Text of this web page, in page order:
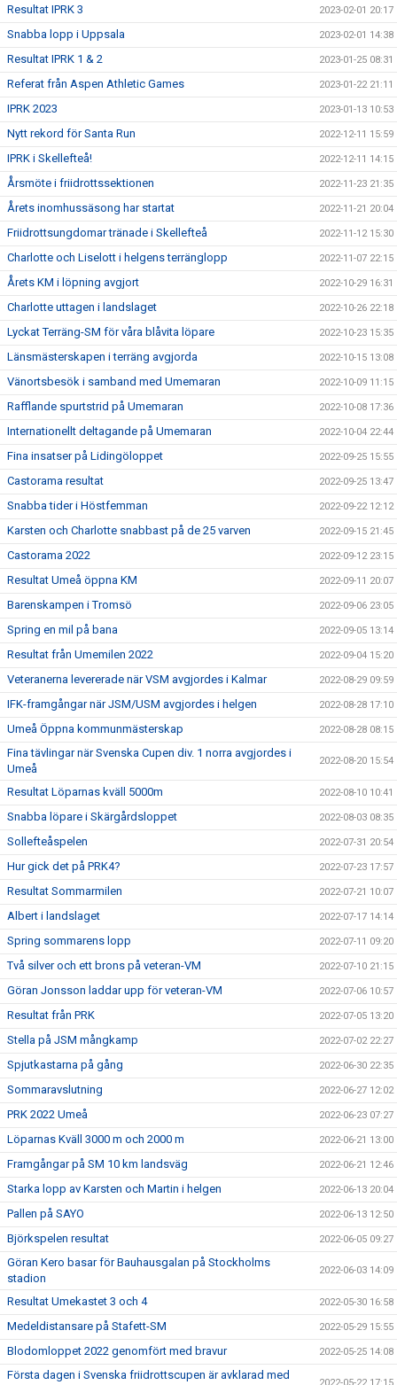
Resultat IPRK 3 2023-02-01 20:17
Snabba lopp i Uppsala 2023-02-01 14:38
Resultat IPRK 1 & 2 2023-01-25 08:31
Referat från Aspen Athletic Games 2023-01-22 21:11
IPRK 2023 2023-01-13 10:53
Nytt rekord för Santa Run 2022-12-11 15:59
IPRK i Skellefteå! 2022-12-11 14:15
Årsmöte i friidrottssektionen 2022-11-23 21:35
Årets inomhussäsong har startat 2022-11-21 20:04
Friidrottsungdomar tränade i Skellefteå 2022-11-12 15:30
Charlotte och Liselott i helgens terränglopp 2022-11-07 22:15
Årets KM i löpning avgjort 2022-10-29 16:31
Charlotte uttagen i landslaget 2022-10-26 22:18
Lyckat Terräng-SM för våra blåvita löpare 2022-10-23 15:35
Länsmästerskapen i terräng avgjorda 2022-10-15 13:08
Vänortsbesök i samband med Umemaran 2022-10-09 11:15
Rafflande spurtstrid på Umemaran 2022-10-08 17:36
Internationellt deltagande på Umemaran 2022-10-04 22:44
Fina insatser på Lidingöloppet 2022-09-25 15:55
Castorama resultat 2022-09-25 13:47
Snabba tider i Höstfemman 2022-09-22 12:12
Karsten och Charlotte snabbast på de 25 varven 2022-09-15 21:45
Castorama 2022 2022-09-12 23:15
Resultat Umeå öppna KM 2022-09-11 20:07
Barenskampen i Tromsö 2022-09-06 23:05
Spring en mil på bana 2022-09-05 13:14
Resultat från Umemilen 2022 2022-09-04 15:20
Veteranerna levererade när VSM avgjordes i Kalmar 2022-08-29 09:59
IFK-framgångar när JSM/USM avgjordes i helgen 2022-08-28 17:10
Umeå Öppna kommunmästerskap 2022-08-28 08:15
Fina tävlingar när Svenska Cupen div. 1 norra avgjordes i
Umeå
2022-08-20 15:54
Resultat Löparnas kväll 5000m 2022-08-10 10:41
Snabba löpare i Skärgårdsloppet 2022-08-03 08:35
Sollefteåspelen 2022-07-31 20:54
Hur gick det på PRK4? 2022-07-23 17:57
Resultat Sommarmilen 2022-07-21 10:07
Albert i landslaget 2022-07-17 14:14
Spring sommarens lopp 2022-07-11 09:20
Två silver och ett brons på veteran-VM 2022-07-10 21:15
Göran Jonsson laddar upp för veteran-VM 2022-07-06 10:57
Resultat från PRK 2022-07-05 13:20
Stella på JSM mångkamp 2022-07-02 22:27
Spjutkastarna på gång 2022-06-30 22:35
Sommaravslutning 2022-06-27 12:02
PRK 2022 Umeå 2022-06-23 07:27
Löparnas Kväll 3000 m och 2000 m 2022-06-21 13:00
Framgångar på SM 10 km landsväg 2022-06-21 12:46
Starka lopp av Karsten och Martin i helgen 2022-06-13 20:04
Pallen på SAYO 2022-06-13 12:50
Björkspelen resultat 2022-06-05 09:27
Göran Kero basar för Bauhausgalan på Stockholms
stadion
2022-06-03 14:09
Resultat Umekastet 3 och 4 2022-05-30 16:58
Medeldistansare på Stafett-SM 2022-05-29 15:55
Blodomloppet 2022 genomfört med bravur 2022-05-25 14:08
Första dagen i Svenska friidrottscupen är avklarad med